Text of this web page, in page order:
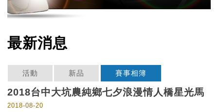
最新消息
活動 新品 賽事相簿
2018台中大坑農純鄉七夕浪漫情人橋星光馬
2018-08-20